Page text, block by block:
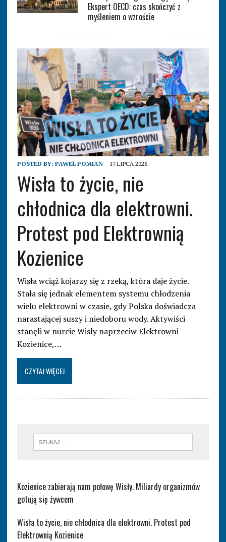
Ekspert OECD: czas skończyć z
myśleniem o wzroście
POSTED BY: PAWEŁ POMIAN 17 LIPCA 2026
Wisła to życie, nie
chłodnica dla elektrowni.
Protest pod Elektrownią
Kozienice
Wisła wciąż kojarzy się z rzeką, która daje życie.
Stała się jednak elementem systemu chłodzenia
wielu elektrowni w czasie, gdy Polska doświadcza
narastającej suszy i niedoboru wody. Aktywiści
stanęli w nurcie Wisły naprzeciw Elektrowni
Kozienice,…
CZYTAJ WIĘCEJ
Kozienice zabierają nam połowę Wisły. Miliardy organizmów
gotują się żywcem
Wisła to życie, nie chłodnica dla elektrowni. Protest pod
Elektrownią Kozienice